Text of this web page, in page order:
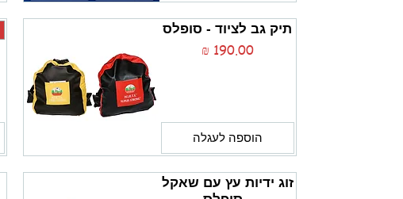
תיק גב לציוד - סופלס
מחיר‏190.00 ‏₪
הוספה לעגלה
זוג ידיות עץ עם שאקל